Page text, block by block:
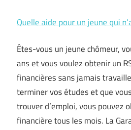
Quelle aide pour un jeune qui
Êtes-vous un jeune chômeur,
ans et vous voulez obtenir un
financières sans jamais
terminer vos études et que
trouver d’emploi, vous pouvez
financière tous les mois. La